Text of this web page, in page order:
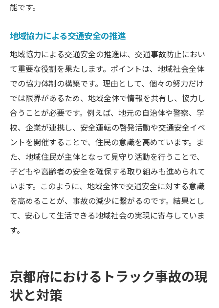
能です。
地域協力による交通安全の推進
地域協力による交通安全の推進は、交通事故防止におい
て重要な役割を果たします。ポイントは、地域社会全体
での協力体制の構築です。理由として、個々の努力だけ
では限界があるため、地域全体で情報を共有し、協力し
合うことが必要です。例えば、地元の自治体や警察、学
校、企業が連携し、安全運転の啓発活動や交通安全イベ
ントを開催することで、住民の意識を高めています。ま
た、地域住民が主体となって見守り活動を行うことで、
子どもや高齢者の安全を確保する取り組みも進められて
います。このように、地域全体で交通安全に対する意識
を高めることが、事故の減少に繋がるのです。結果とし
て、安心して生活できる地域社会の実現に寄与していま
す。
京都府におけるトラック事故の現
状と対策